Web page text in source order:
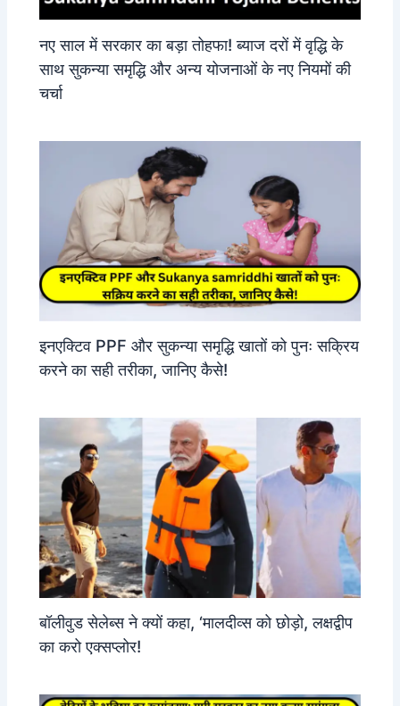
नए साल में सरकार का बड़ा तोहफा! ब्याज दरों में वृद्धि के
साथ सुकन्या समृद्धि और अन्य योजनाओं के नए नियमों की
चर्चा
इनएक्टिव PPF और सुकन्या समृद्धि खातों को पुनः सक्रिय
करने का सही तरीका, जानिए कैसे!
बॉलीवुड सेलेब्स ने क्यों कहा, ‘मालदीव्स को छोड़ो, लक्षद्वीप
का करो एक्सप्लोर!